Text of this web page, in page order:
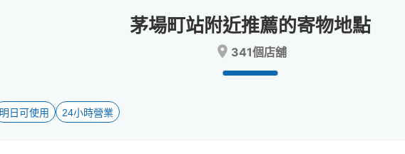
the
the
茅場町站附近推薦的寄物地點
341個店舖
明日可使用 24小時營業